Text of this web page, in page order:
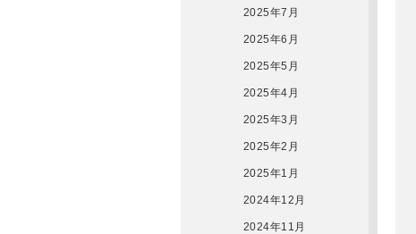
2025年7月
2025年6月
2025年5月
2025年4月
2025年3月
2025年2月
2025年1月
2024年12月
2024年11月